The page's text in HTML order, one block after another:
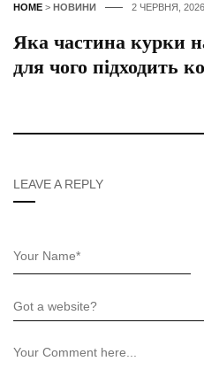
HOME > НОВИНИ 2 ЧЕРВНЯ, 2026
Яка частина курки
для чого підходить
LEAVE A REPLY